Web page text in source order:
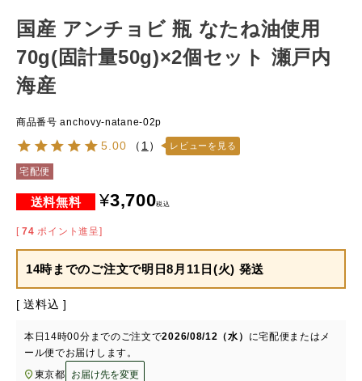
国産 アンチョビ 瓶 なたね油使用
70g(固計量50g)×2個セット 瀬戸内
海産
商品番号 anchovy-natane-02p
5.00 （ 1 ） レビューを見る
宅配便
¥3,700税込
[ 74 ポイント進呈]
14時までのご注文で明日8月11日(火) 発送
送料込
本日 14時00分 までのご注文で2026/08/12（水） に宅配便またはメ
ール便でお届けします。
東京都
お届け先を変更